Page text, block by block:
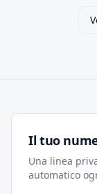
Il tuo
Una linea
automatico